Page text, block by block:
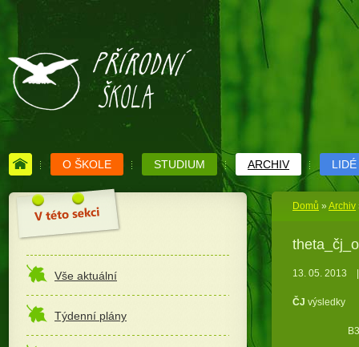
O ŠKOLE STUDIUM ARCHIV LIDÉ
Vše aktuální
Týdenní plány
Domů » Archiv
13. 05. 2013
ČJ výsledky
B3: